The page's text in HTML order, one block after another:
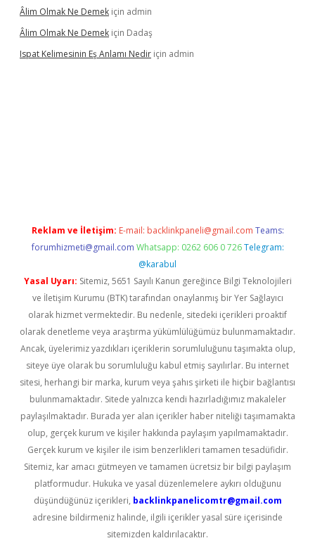
Âlim Olmak Ne Demek için admin
Âlim Olmak Ne Demek için Dadaş
Ispat Kelimesinin Eş Anlamı Nedir için admin
Reklam ve İletişim: E-mail: backlinkpaneli@gmail.com Teams:
forumhizmeti@gmail.com Whatsapp: 0262 606 0 726 Telegram:
@karabul
Yasal Uyarı: Sitemiz, 5651 Sayılı Kanun gereğince Bilgi Teknolojileri
ve İletişim Kurumu (BTK) tarafından onaylanmış bir Yer Sağlayıcı
olarak hizmet vermektedir. Bu nedenle, sitedeki içerikleri proaktif
olarak denetleme veya araştırma yükümlülüğümüz bulunmamaktadır.
Ancak, üyelerimiz yazdıkları içeriklerin sorumluluğunu taşımakta olup,
siteye üye olarak bu sorumluluğu kabul etmiş sayılırlar. Bu internet
sitesi, herhangi bir marka, kurum veya şahıs şirketi ile hiçbir bağlantısı
bulunmamaktadır. Sitede yalnızca kendi hazırladığımız makaleler
paylaşılmaktadır. Burada yer alan içerikler haber niteliği taşımamakta
olup, gerçek kurum ve kişiler hakkında paylaşım yapılmamaktadır.
Gerçek kurum ve kişiler ile isim benzerlikleri tamamen tesadüfidir.
Sitemiz, kar amacı gütmeyen ve tamamen ücretsiz bir bilgi paylaşım
platformudur. Hukuka ve yasal düzenlemelere aykırı olduğunu
düşündüğünüz içerikleri, backlinkpanelicomtr@gmail.com
adresine bildirmeniz halinde, ilgili içerikler yasal süre içerisinde
sitemizden kaldırılacaktır.